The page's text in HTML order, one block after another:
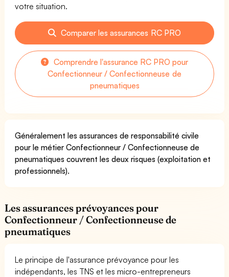
votre situation.
Comparer les assurances RC PRO
Comprendre l'assurance RC PRO pour
Confectionneur / Confectionneuse de
pneumatiques
Généralement les assurances de responsabilité civile
pour le métier Confectionneur / Confectionneuse de
pneumatiques couvrent les deux risques (exploitation et
professionnels).
Les assurances prévoyances pour
Confectionneur / Confectionneuse de
pneumatiques
Le principe de l'assurance prévoyance pour les
indépendants, les TNS et les micro-entrepreneurs